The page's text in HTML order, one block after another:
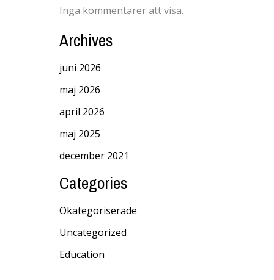
Inga kommentarer att visa.
Archives
juni 2026
maj 2026
april 2026
maj 2025
december 2021
Categories
Okategoriserade
Uncategorized
Education